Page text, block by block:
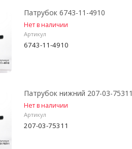
Патрубок 6743-11-4910
Нет в наличии
Артикул
6743-11-4910
Патрубок нижний 207-03-75311
Нет в наличии
Артикул
207-03-75311